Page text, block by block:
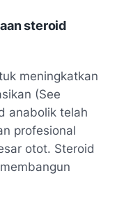
steroid
meningkatkan
(See
anabolik telah
profesional
otot. Steroid